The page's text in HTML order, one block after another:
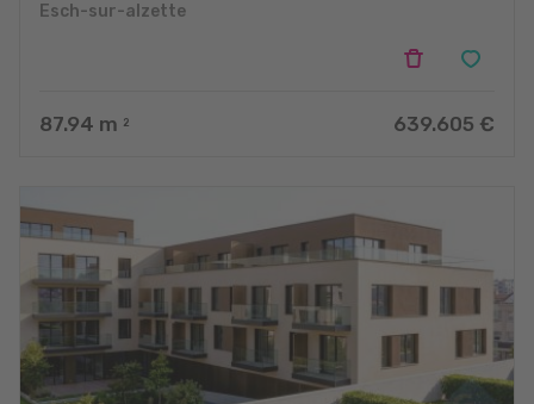
Esch-sur-alzette
87.94 m 2 639.605 €